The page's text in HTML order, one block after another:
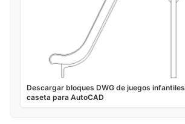
Descargar bloques DWG de juegos
caseta para AutoCAD